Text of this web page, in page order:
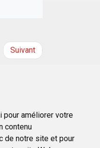
améliorer votre
contenu
de notre site et pour
Suivant